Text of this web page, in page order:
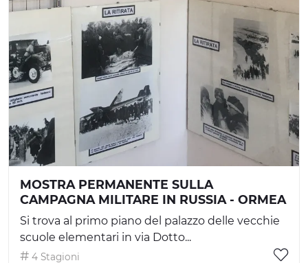
MOSTRA PERMANENTE SULLA
CAMPAGNA MILITARE IN RUSSIA - ORMEA
Si trova al primo piano del palazzo delle vecchie
scuole elementari in via Dotto...
4 Stagioni